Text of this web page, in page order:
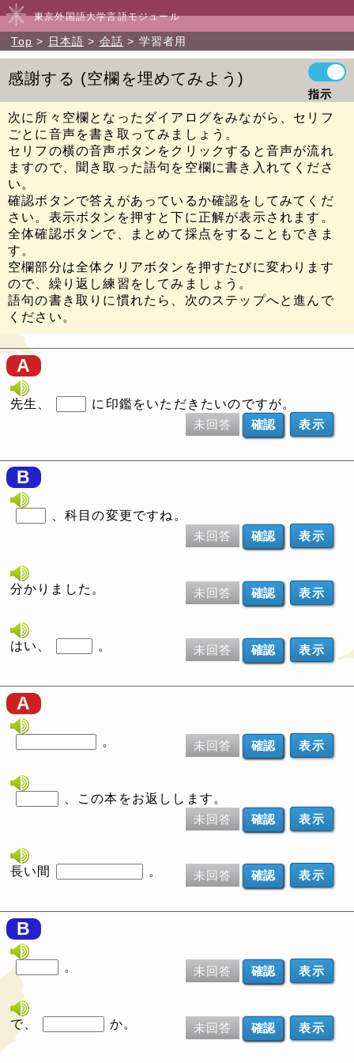
東京外国語大学言語モジュール
Top 日本語 会話 学習者用
感謝する 空欄を埋めてみよう
指示
次に所々空欄となったダイアログをみながら、セリフ
ごとに音声を書き取ってみましょう。
セリフの横の音声ボタンをクリックすると音声が流れ
ますので、聞き取った語句を空欄に書き入れてくださ
い。
確認ボタンで答えがあっているか確認をしてみてくだ
さい。表示ボタンを押すと下に正解が表示されます。
全体確認ボタンで、まとめて採点をすることもできま
す。
空欄部分は全体クリアボタンを押すたびに変わります
ので、繰り返し練習をしてみましょう。
語句の書き取りに慣れたら、次のステップへと進んで
ください。
A
先生、
に印鑑をいただきたいのですが。
未回答
表示
B
、科目の変更ですね。
未回答
表示
分かりました。 未回答 表示
はい、 。 未回答 表示
A
。 未回答 表示
、この本をお返しします。
未回答
表示
長い間 。 未回答 表示
B
。 未回答 表示
で、 か。 未回答 表示